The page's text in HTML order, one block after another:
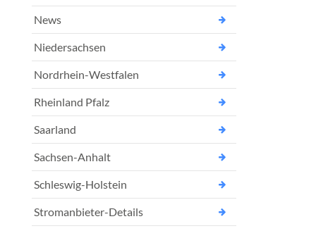
News
Niedersachsen
Nordrhein-Westfalen
Rheinland Pfalz
Saarland
Sachsen-Anhalt
Schleswig-Holstein
Stromanbieter-Details